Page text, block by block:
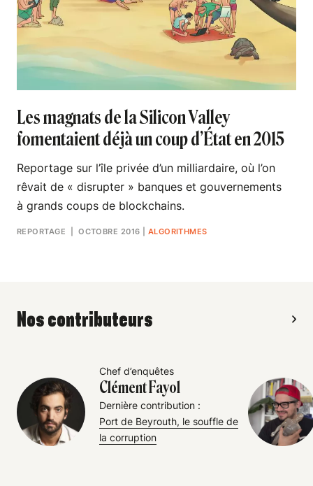
Les magnats de la Silicon Valley
fomentaient déjà un coup d’État en 2015
Reportage sur l’île privée d’un milliardaire, où l’on
rêvait de « disrupter » banques et gouvernements
à grands coups de blockchains.
REPORTAGE | OCTOBRE 2016 ALGORITHMES
Nos contributeurs
Chef d’enquêtes
Clément Fayol
Dernière contribution :
Port de Beyrouth, le souffle de
la corruption